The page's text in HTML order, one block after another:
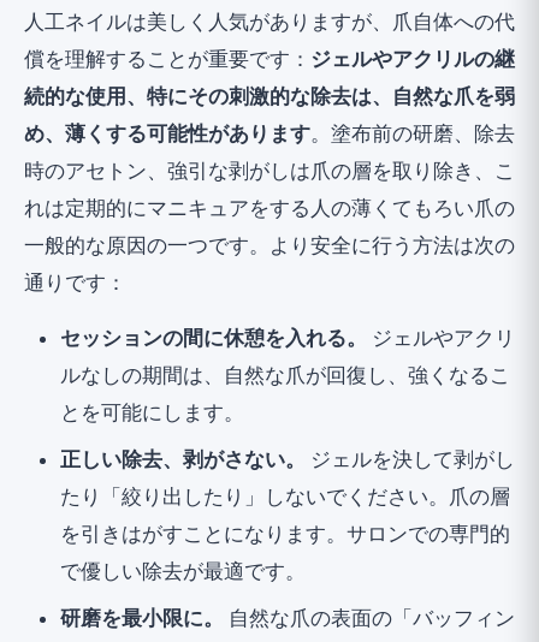
人工ネイルは美しく人気がありますが、爪自体への代
償を理解することが重要です： ジェルやアクリルの継
続的な使用、特にその刺激的な除去は、自然な爪を弱
め、薄くする可能性があります。塗布前の研磨、除去
時のアセトン、強引な剥がしは爪の層を取り除き、こ
れは定期的にマニキュアをする人の薄くてもろい爪の
一般的な原因の一つです。より安全に行う方法は次の
通りです：
セッションの間に休憩を入れる。
ジェルやアクリ
ルなしの期間は、自然な爪が回復し、強くなるこ
とを可能にします。
正しい除去、剥がさない。
ジェルを決して剥がし
たり「絞り出したり」しないでください。爪の層
を引きはがすことになります。サロンでの専門的
で優しい除去が最適です。
研磨を最小限に。
自然な爪の表面の「バッフィン